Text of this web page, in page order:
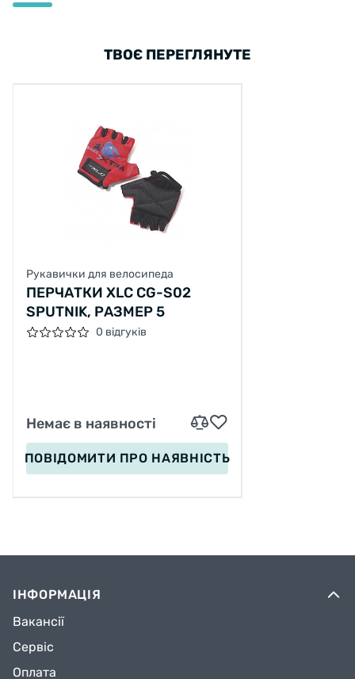
ТВОЄ ПЕРЕГЛЯНУТЕ
Рукавички для велосипеда
ПЕРЧАТКИ XLC CG-S02
SPUTNIK, РАЗМЕР 5
0 відгуків
Немає в наявності
ПОВІДОМИТИ ПРО НАЯВНІСТЬ
ІНФОРМАЦІЯ
Вакансії
Сервіс
Оплата